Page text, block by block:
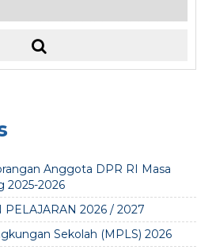
Anggota DPR RI Masa
2025-2026
PELAJARAN 2026 / 2027
Sekolah (MPLS) 2026